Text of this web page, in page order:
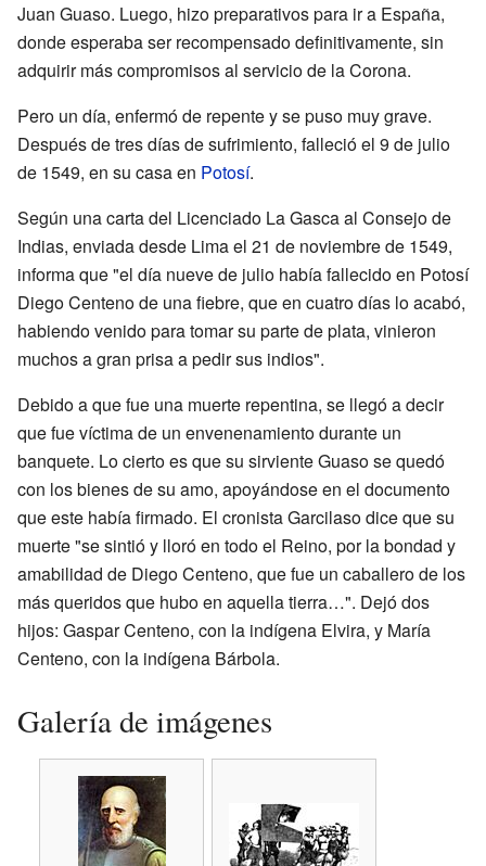
Juan Guaso. Luego, hizo preparativos para ir a España,
donde esperaba ser recompensado definitivamente, sin
adquirir más compromisos al servicio de la Corona.
Pero un día, enfermó de repente y se puso muy grave.
Después de tres días de sufrimiento, falleció el 9 de julio
de 1549, en su casa en Potosí.
Según una carta del Licenciado La Gasca al Consejo de
Indias, enviada desde Lima el 21 de noviembre de 1549,
informa que "el día nueve de julio había fallecido en Potosí
Diego Centeno de una fiebre, que en cuatro días lo acabó,
habiendo venido para tomar su parte de plata, vinieron
muchos a gran prisa a pedir sus indios".
Debido a que fue una muerte repentina, se llegó a decir
que fue víctima de un envenenamiento durante un
banquete. Lo cierto es que su sirviente Guaso se quedó
con los bienes de su amo, apoyándose en el documento
que este había firmado. El cronista Garcilaso dice que su
muerte "se sintió y lloró en todo el Reino, por la bondad y
amabilidad de Diego Centeno, que fue un caballero de los
más queridos que hubo en aquella tierra…". Dejó dos
hijos: Gaspar Centeno, con la indígena Elvira, y María
Centeno, con la indígena Bárbola.
Galería de imágenes